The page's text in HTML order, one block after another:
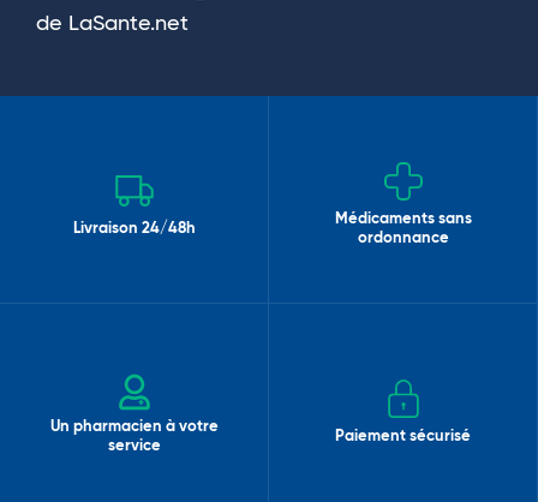
de LaSante.net
Livraison 24/48h
Médicaments sans
ordonnance
Un pharmacien à votre
service
Paiement sécurisé